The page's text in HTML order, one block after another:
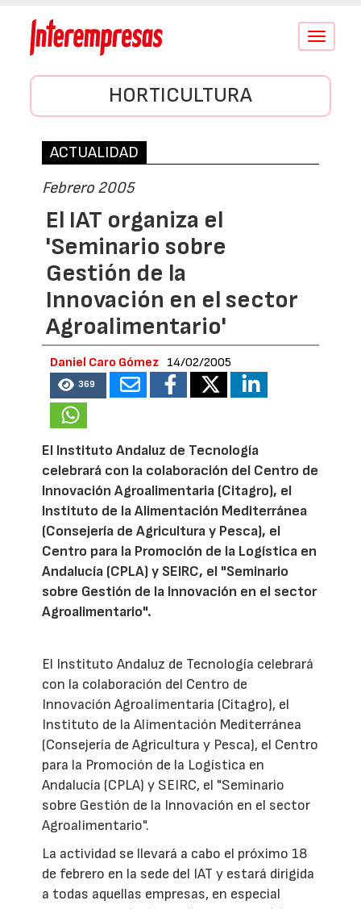
Conmutar
HORTICULTURA
ACTUALIDAD
Febrero 2005
El IAT organiza el
'Seminario sobre
Gestión de la
Innovación en el sector
Agroalimentario'
Daniel Caro Gómez 14/02/2005
369
El Instituto Andaluz de Tecnología
celebrará con la colaboración del Centro de
Innovación Agroalimentaria (Citagro), el
Instituto de la Alimentación Mediterránea
(Consejería de Agricultura y Pesca), el
Centro para la Promoción de la Logística en
Andalucía (CPLA) y SEIRC, el "Seminario
sobre Gestión de la Innovación en el sector
Agroalimentario".
El Instituto Andaluz de Tecnología celebrará
con la colaboración del Centro de
Innovación Agroalimentaria (Citagro), el
Instituto de la Alimentación Mediterránea
(Consejería de Agricultura y Pesca), el Centro
para la Promoción de la Logística en
Andalucía (CPLA) y SEIRC, el "Seminario
sobre Gestión de la Innovación en el sector
Agroalimentario".
La actividad se llevará a cabo el próximo 18
de febrero en la sede del IAT y estará dirigida
a todas aquellas empresas, en especial